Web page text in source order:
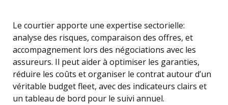
Le courtier apporte une expertise sectorielle:
analyse des risques, comparaison des offres, et
accompagnement lors des négociations avec les
assureurs. Il peut aider à optimiser les garanties,
réduire les coûts et organiser le contrat autour d’un
véritable budget fleet, avec des indicateurs clairs et
un tableau de bord pour le suivi annuel.